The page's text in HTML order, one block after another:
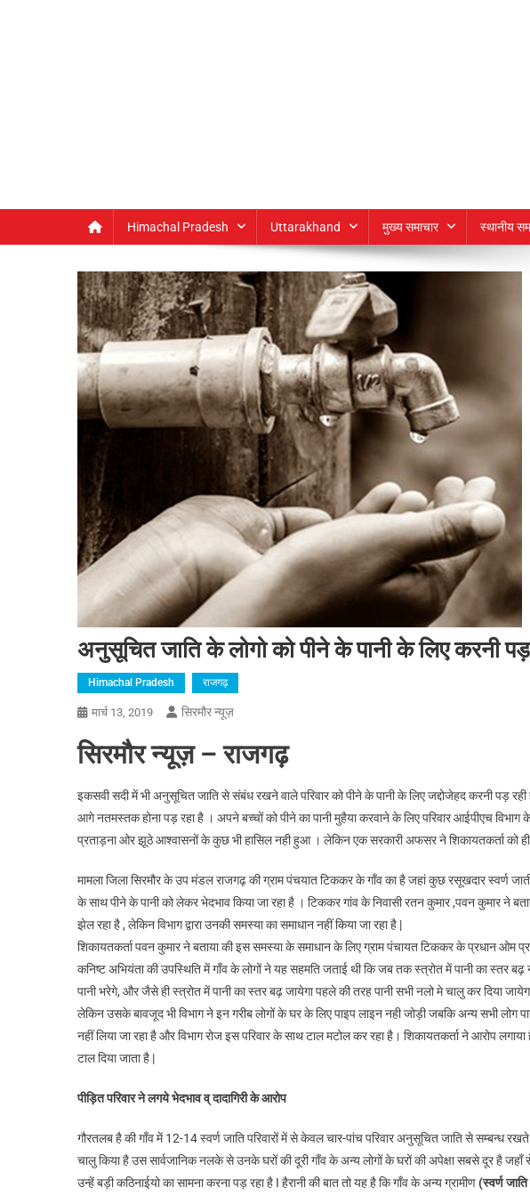
Himachal Pradesh Uttarakhand मुख्य समाचार स्थानीय
अनुसूचित जाति के लोगो को पीने के पानी के लिए करनी पड़
Himachal Pradesh राजगढ़
मार्च 13, 2019 सिरमौर न्यूज़
सिरमौर न्यूज़ – राजगढ़
इकसवी सदी में भी अनुसूचित जाति से संबंध रखने वाले परिवार को पीने के पानी के लिए जद्दोजेहद करनी पड़
आगे नतमस्तक होना पड़ रहा है । अपने बच्चों को पीने का पानी मुहैया करवाने के लिए परिवार आईपीएच विभाग
प्रताड़ना ओर झूठे आश्वासनों के कुछ भी हासिल नही हुआ । लेकिन एक सरकारी अफसर ने शिकायतकर्ता को ही
मामला जिला सिरमौर के उप मंडल राजगढ़ की ग्राम पंचयात टिककर के गाँव का है जहां कुछ रसूखदार स्वर्ण जाती
के साथ पीने के पानी को लेकर भेदभाव किया जा रहा है । टिककर गांव के निवासी रतन कुमार ,पवन कुमार ने
झेल रहा है , लेकिन विभाग द्वारा उनकी समस्या का समाधान नहीं किया जा रहा है |
शिकायतकर्ता पवन कुमार ने बताया की इस समस्या के समाधान के लिए ग्राम पंचायत टिककर के प्रधान ओम
कनिष्ट अभियंता की उपस्थिति में गाँव के लोगों ने यह सहमति जताई थी कि जब तक स्त्रोत में पानी का स्तर
पानी भरेगे, और जैसे ही स्त्रोत में पानी का स्तर बढ़ जायेगा पहले की तरह पानी सभी नलो मे चालु कर दिया
लेकिन उसके बावजूद भी विभाग ने इन गरीब लोगों के घर के लिए पाइप लाइन नही जोड़ी जबकि अन्य सभी लोग
नहीं लिया जा रहा है और विभाग रोज इस परिवार के साथ टाल मटोल कर रहा है। शिकायतकर्ता ने आरोप लगाया
टाल दिया जाता है |
पीड़ित परिवार ने लगये भेदभाव व् दादागिरी के आरोप
गौरतलब है की गाँव में 12-14 स्वर्ण जाति परिवारों में से केवल चार-पांच परिवार अनुसूचित जाति से सम्बन्ध
चालु किया है उस सार्वजानिक नलके से उनके घरों की दूरी गाँव के अन्य लोगों के घरों की अपेक्षा सबसे दूर है
उन्हें बड़ी कठिनाईयो का सामना करना पड़ रहा है I हैरानी की बात तो यह है कि गाँव के अन्य ग्रामीण (स्वर्ण